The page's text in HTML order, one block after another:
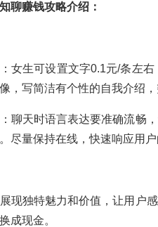
聊赚钱攻略介绍：
女生可设置文字0.1元/条左
，写简洁有个性的自我介绍
聊天时语言表达要准确流畅
尽量保持在线，快速响应用户
现独特魅力和价值，让用户
成现金。